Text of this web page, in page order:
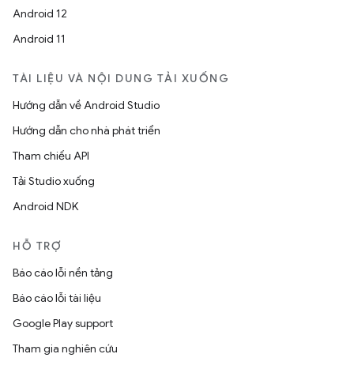
Android 12
Android 11
TÀI LIỆU VÀ NỘI DUNG TẢI XUỐNG
Hướng dẫn về Android Studio
Hướng dẫn cho nhà phát triển
Tham chiếu API
Tải Studio xuống
Android NDK
HỖ TRỢ
Báo cáo lỗi nền tảng
Báo cáo lỗi tài liệu
Google Play support
Tham gia nghiên cứu